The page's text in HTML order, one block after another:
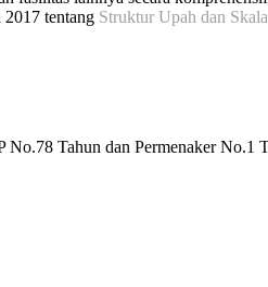
2017 tentang Struktur Upah dan
Tahun dan Permenaker No.1